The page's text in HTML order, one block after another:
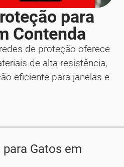
para
Contenda
de proteção oferece
de alta resistência,
eficiente para janelas e
Gatos em